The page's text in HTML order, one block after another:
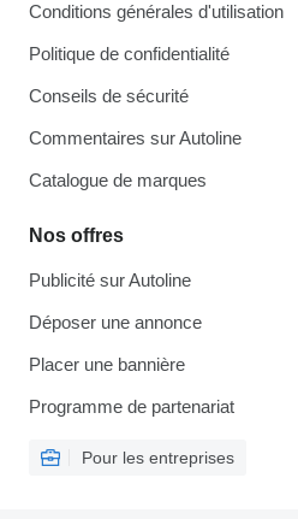
Conditions générales d'utilisation
Politique de confidentialité
Conseils de sécurité
Commentaires sur Autoline
Catalogue de marques
Nos offres
Publicité sur Autoline
Déposer une annonce
Placer une bannière
Programme de partenariat
Pour les entreprises